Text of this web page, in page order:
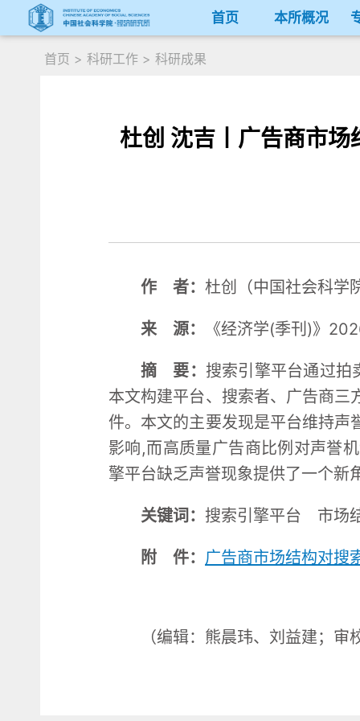
首页 本所概况
首页 > 科研工作 > 科研成果
杜创 沈吉丨广告商市
作 者： 杜创（中国社会科学
来 源： 《经济学(季刊)》
摘 要： 搜索引擎平台通过
本文构建平台、搜索者、广告商
件。本文的主要发现是平台维持声
影响,而高质量广告商比例对声誉
擎平台缺乏声誉现象提供了一个新
关键词： 搜索引擎平台 市场
附 件： 广告商市场结构对
（编辑：熊晨玮、刘益建；审